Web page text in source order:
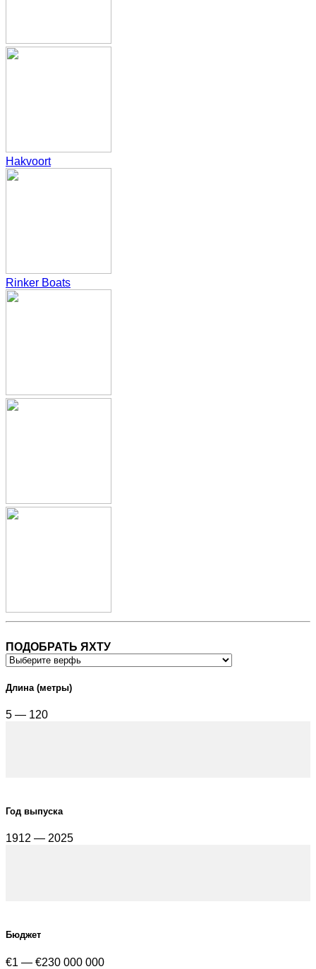
Hakvoort
Rinker Boats
ПОДОБРАТЬ ЯХТУ
Длина (метры)
5 — 120
Год выпуска
1912 — 2025
Бюджет
€1 — €230 000 000